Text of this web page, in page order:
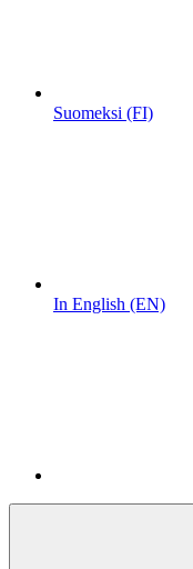
Suomeksi (FI)
In English (EN)